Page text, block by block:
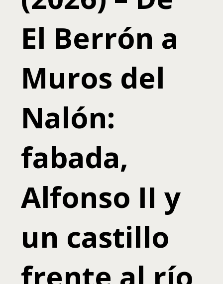
El Berrón a
Muros del
Nalón:
fabada,
Alfonso II y
un castillo